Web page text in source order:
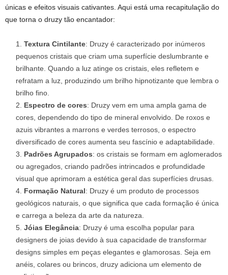
únicas e efeitos visuais cativantes. Aqui está uma recapitulação do
que torna o druzy tão encantador:
Textura Cintilante: Druzy é caracterizado por inúmeros
pequenos cristais que criam uma superfície deslumbrante e
brilhante. Quando a luz atinge os cristais, eles refletem e
refratam a luz, produzindo um brilho hipnotizante que lembra o
brilho fino.
Espectro de cores: Druzy vem em uma ampla gama de
cores, dependendo do tipo de mineral envolvido. De roxos e
azuis vibrantes a marrons e verdes terrosos, o espectro
diversificado de cores aumenta seu fascínio e adaptabilidade.
Padrões Agrupados: os cristais se formam em aglomerados
ou agregados, criando padrões intrincados e profundidade
visual que aprimoram a estética geral das superfícies drusas.
Formação Natural: Druzy é um produto de processos
geológicos naturais, o que significa que cada formação é única
e carrega a beleza da arte da natureza.
Jóias Elegância: Druzy é uma escolha popular para
designers de joias devido à sua capacidade de transformar
designs simples em peças elegantes e glamorosas. Seja em
anéis, colares ou brincos, druzy adiciona um elemento de